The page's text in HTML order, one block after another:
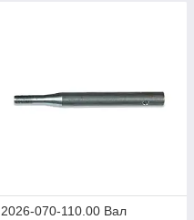
2026-070-110.00 Вал